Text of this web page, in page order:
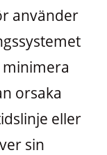
använder
orsaka
eller
sin